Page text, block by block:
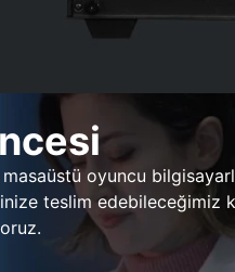
oyuncu
teslim edebileceğimiz